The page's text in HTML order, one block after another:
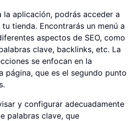
la aplicación, podrás acceder a
tienda. Encontrarás un menú a
aspectos de SEO, como
clave, backlinks, etc. La
se enfocan en la
página, que es el segundo punto
y configurar adecuadamente
palabras clave, que